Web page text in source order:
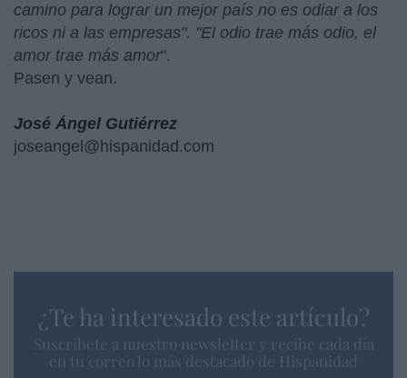
camino para lograr un mejor país no es odiar a los
ricos ni a las empresas". "El odio trae más odio, el
amor trae más amor".
Pasen y vean.
José Ángel Gutiérrez
joseangel@hispanidad.com
¿Te ha interesado este artículo?
Suscríbete a nuestro newsletter y recibe cada dia
en tu correo lo más destacado de Hispanidad